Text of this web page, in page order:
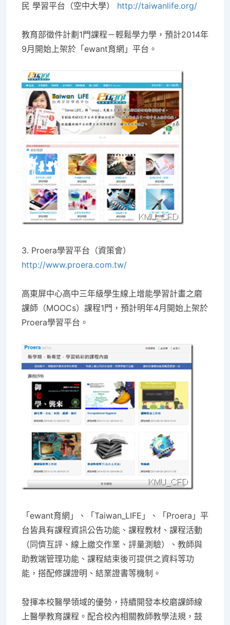
民 學習平台（空中大學） http://taiwanlife.org/
教育部徵件計劃1門課程－輕鬆學力學，預計2014年
9月開始上架於「ewant育網」平台。
3. Proera學習平台（資策會）
http://www.proera.com.tw/
高東屏中心高中三年級學生線上增能學習計畫之磨
課師（MOOCs）課程1門，預計明年4月開始上架於
Proera學習平台。
「ewant育網」、「Taiwan_LIFE」、「Proera」平
台皆具有課程資訊公告功能、課程教材、課程活動
（同儕互評、線上繳交作業、評量測驗）、教師與
助教端管理功能、課程結束後可提供之資料等功
能，搭配修課證明、結業證書等機制。
發揮本校醫學領域的優勢，持續開發本校磨課師線
上醫學教育課程。配合校內相關教師教學法規，鼓